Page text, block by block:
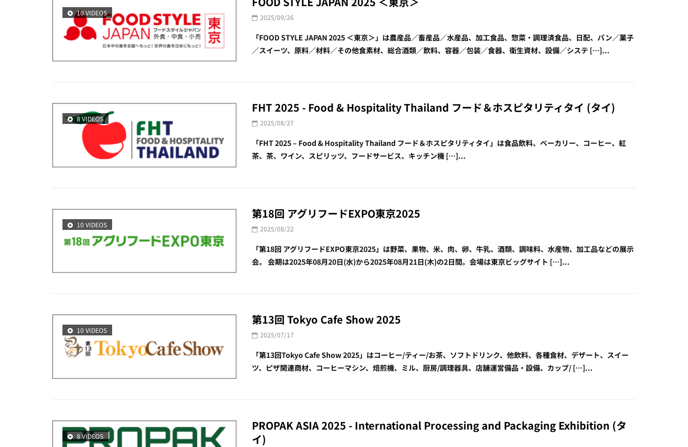
10 VIDEOS 2025/09/26
「FOOD STYLE JAPAN 2025 ＜東京＞」は農産品／畜産品／水産品、加工食品、惣菜・調理済食品、日配、パン／菓子
／スイーツ、原料／材料／その他食素材、総合酒類／飲料、容器／包装／食器、衛生資材、設備／システ […]...
8 VIDEOS
FHT 2025 - Food & Hospitality Thailand フード＆ホスピタリティタイ (タイ)
2025/08/27
「FHT 2025 – Food & Hospitality Thailand フード＆ホスピタリティタイ」は食品飲料、ベーカリー、コーヒー、紅
茶、茶、ワイン、スピリッツ、フードサービス、キッチン機 […]...
10 VIDEOS
第18回 アグリフードEXPO東京2025
2025/08/22
「第18回 アグリフードEXPO東京2025」は野菜、果物、米、肉、卵、牛乳、酒類、調味料、水産物、加工品などの展示
会。 会期は2025年08月20日(水)から2025年08月21日(木)の2日間。会場は東京ビッグサイト […]...
10 VIDEOS
第13回 Tokyo Cafe Show 2025
2025/07/17
「第13回Tokyo Cafe Show 2025」はコーヒー/ティー/お茶、ソフトドリンク、他飲料、各種食材、デザート、スイー
ツ、ピザ関連商材、コーヒーマシン、焙煎機、ミル、厨房/調理器具、店舗運営備品・設備、カップ/ […]...
8 VIDEOS
PROPAK ASIA 2025 - International Processing and Packaging Exhibition (タ
イ)